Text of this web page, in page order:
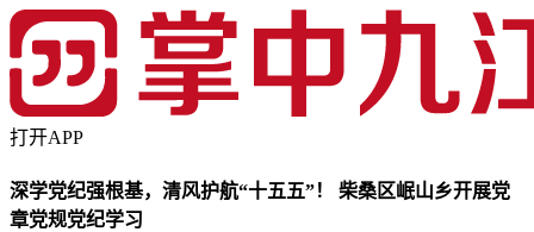
打开APP
深学党纪强根基，清风护航“十五五”！ 柴桑区岷山乡开展党
章党规党纪学习